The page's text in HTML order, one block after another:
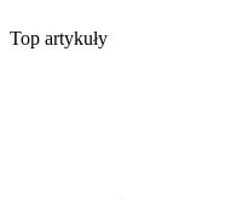
Top artykuły